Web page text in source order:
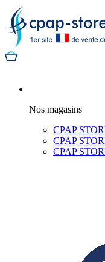
Nos magasins
CPAP
CPAP
CPAP